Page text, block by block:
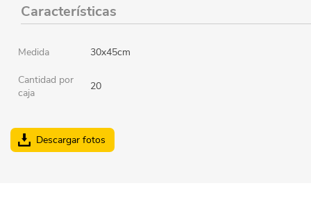
Características
Medida 30x45cm
Cantidad por
caja
20
Descargar fotos